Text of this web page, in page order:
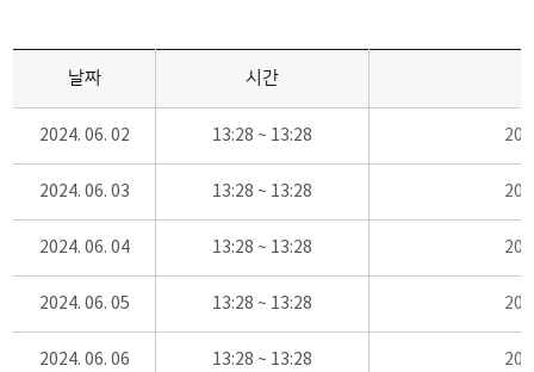
날짜 시간
2024. 06. 02 13:28 ~ 13:28
2024. 06. 03 13:28 ~ 13:28
2024. 06. 04 13:28 ~ 13:28
2024. 06. 05 13:28 ~ 13:28
2024. 06. 06 13:28 ~ 13:28